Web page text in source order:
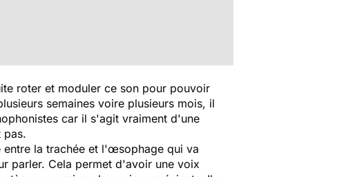
roter et moduler ce son pour pouvoir
semaines voire plusieurs mois, il
car il s'agit vraiment d'une
pas.
entre la trachée et l'œsophage qui va
parler. Cela permet d'avoir une voix